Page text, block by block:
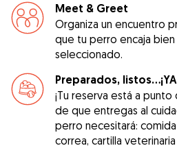
Meet & Greet
Organiza un encuentro
que tu perro encaja
seleccionado.
Preparados,
¡Tu reserva está a
de que entregas al
perro necesitará:
correa, cartilla